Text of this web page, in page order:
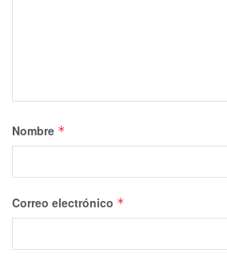
Nombre *
Correo electrónico *